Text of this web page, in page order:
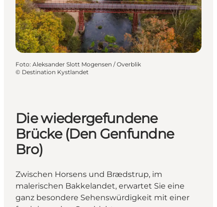
Foto: Aleksander Slott Mogensen / Overblik
© Destination Kystlandet
Die wiedergefundene
Brücke (Den Genfundne
Bro)
Zwischen Horsens und Brædstrup, im
malerischen Bakkelandet, erwartet Sie eine
ganz besondere Sehenswürdigkeit mit einer